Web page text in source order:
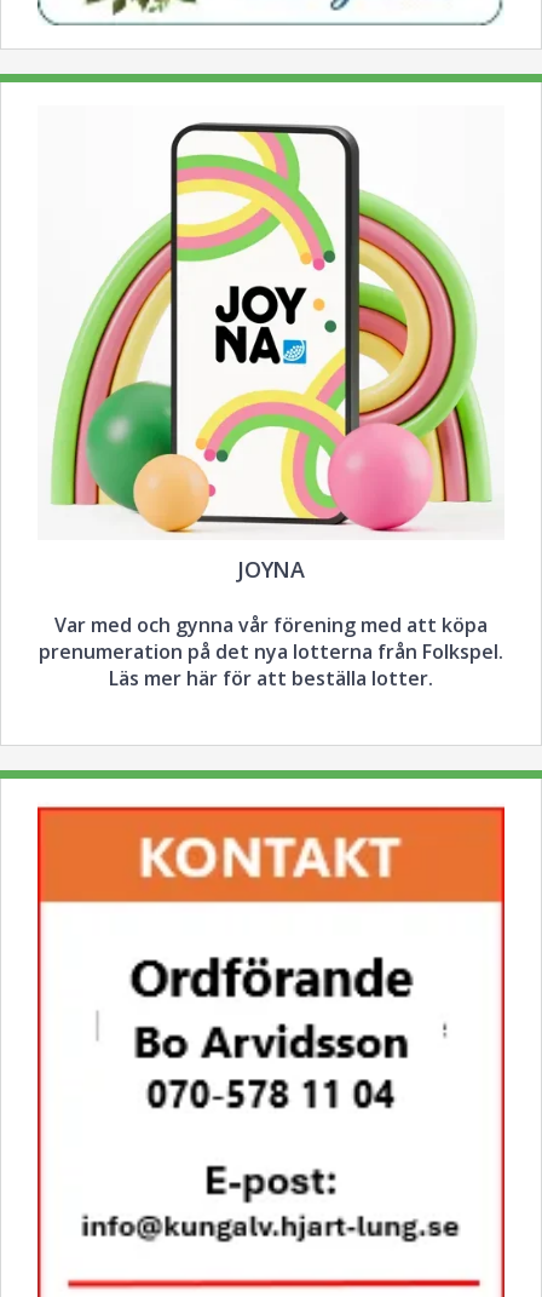
JOYNA
Var med och gynna vår förening med att köpa
prenumeration på det nya lotterna från Folkspel.
Läs mer här för att beställa lotter.